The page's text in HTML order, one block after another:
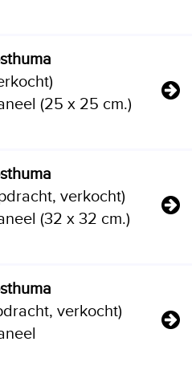
(25 x 25 cm.)
verkocht)
(32 x 32 cm.)
verkocht)